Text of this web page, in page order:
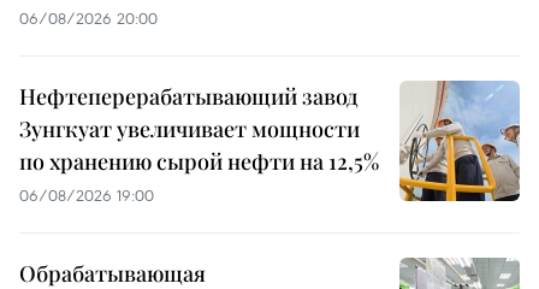
06/08/2026 20:00
Нефтеперерабатывающий завод
Зунгкуат увеличивает мощности
по хранению сырой нефти на 12,5%
06/08/2026 19:00
Обрабатывающая